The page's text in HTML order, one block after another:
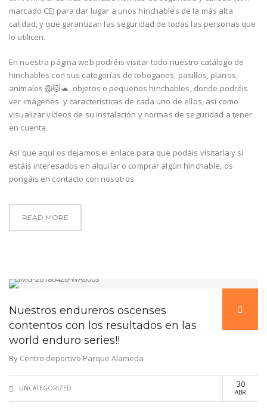
marcado CE) para dar lugar a unos hinchables de la más alta
calidad, y que garantizan las seguridad de todas las personas que
lo utilicen.
En nuestra página web podréis visitar todo nuestro catálogo de
hinchables con sus categorías de toboganes, pasillos, planos,
animales🦁🐱🐢, objetos o pequeños hinchables, donde podréis
ver imágenes y características de cada uno de ellos, así como
visualizar vídeos de su instalación y normas de seguridad a tener
en cuenta.
Así que aquí os dejamos el enlace para que podáis visitarla y si
estáis interesados en alquilar o comprar algún hinchable, os
pongáis en contacto con nosotros.
READ MORE
Nuestros endureros oscenses
contentos con los resultados en las
world enduro series!!
By Centro deportivo Parque Alameda
UNCATEGORIZED 30
ABR